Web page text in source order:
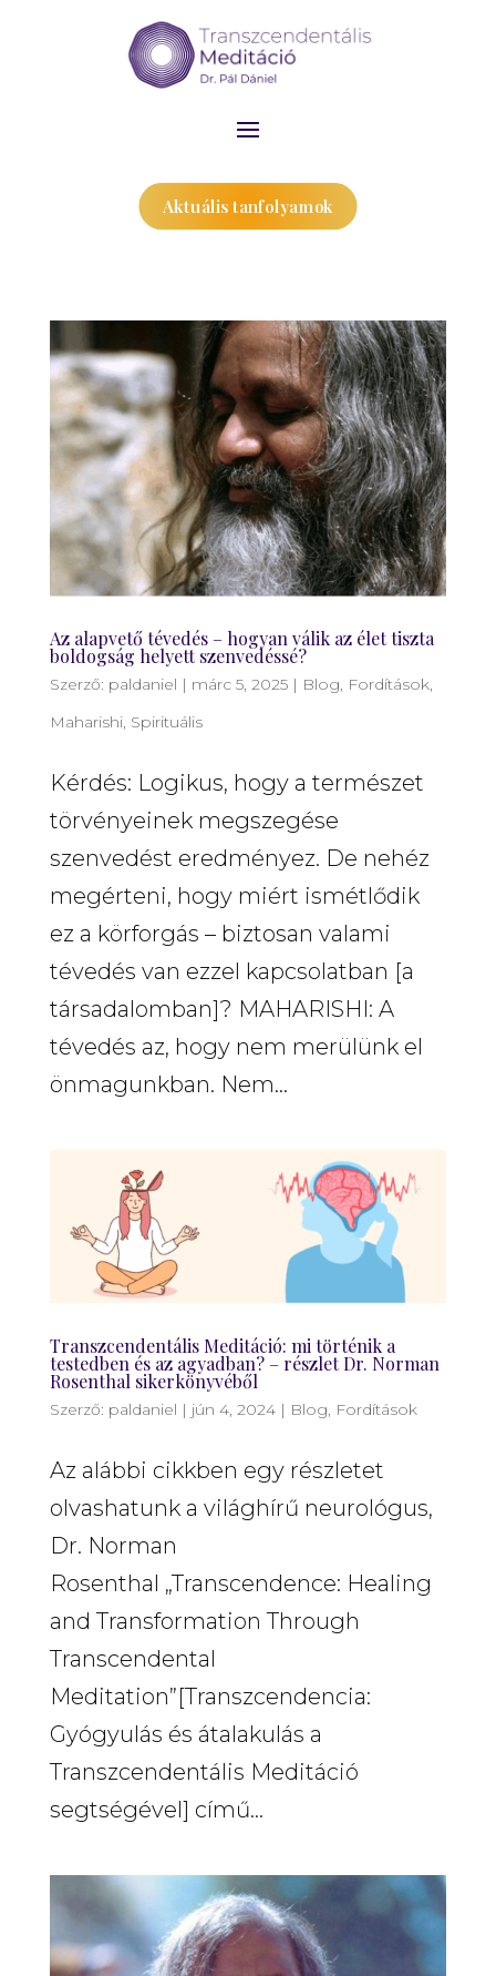
Aktuális tanfolyamok
Az alapvető tévedés – hogyan válik az élet tiszta
boldogság helyett szenvedéssé?
Szerző: paldaniel | márc 5, 2025| Blog, Fordítások,
Maharishi, Spirituális
Kérdés: Logikus, hogy a természet
törvényeinek megszegése
szenvedést eredményez. De nehéz
megérteni, hogy miért ismétlődik
ez a körforgás – biztosan valami
tévedés van ezzel kapcsolatban [a
társadalomban]? MAHARISHI: A
tévedés az, hogy nem merülünk el
önmagunkban. Nem...
Transzcendentális Meditáció: mi történik a
testedben és az agyadban? – részlet Dr. Norman
Rosenthal sikerkönyvéből
Szerző: paldaniel | jún 4, 2024| Blog, Fordítások
Az alábbi cikkben egy részletet
olvashatunk a világhírű neurológus,
Dr. Norman
Rosenthal „Transcendence: Healing
and Transformation Through
Transcendental
Meditation”[Transzcendencia:
Gyógyulás és átalakulás a
Transzcendentális Meditáció
segtségével] című...